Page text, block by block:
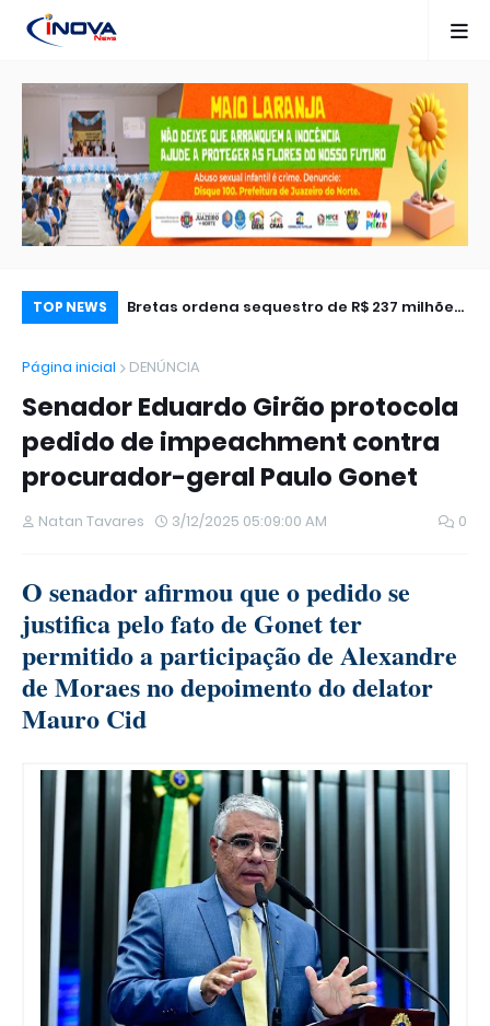
TOP NEWS
prisão
Bretas ordena sequestro de R$ 237 milhões
Página inicial DENÚNCIA
Senador Eduardo Girão protocola
pedido de impeachment contra
procurador-geral Paulo Gonet
Natan Tavares 3/12/2025 05:09:00 AM 0
O senador afirmou que o pedido se
justifica pelo fato de Gonet ter
permitido a participação de Alexandre
de Moraes no depoimento do delator
Mauro Cid